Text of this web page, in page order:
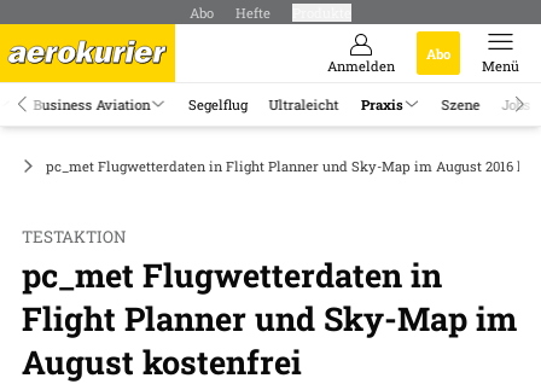
Abo Hefte
Anmelden
Abo
Menü
Business Aviation Segelflug Ultraleicht Praxis Szene Jobs
pc_met Flugwetterdaten in Flight Planner und Sky-Map im August 2016
TESTAKTION
pc_met Flugwetterdaten in
Flight Planner und Sky-Map im
August kostenfrei